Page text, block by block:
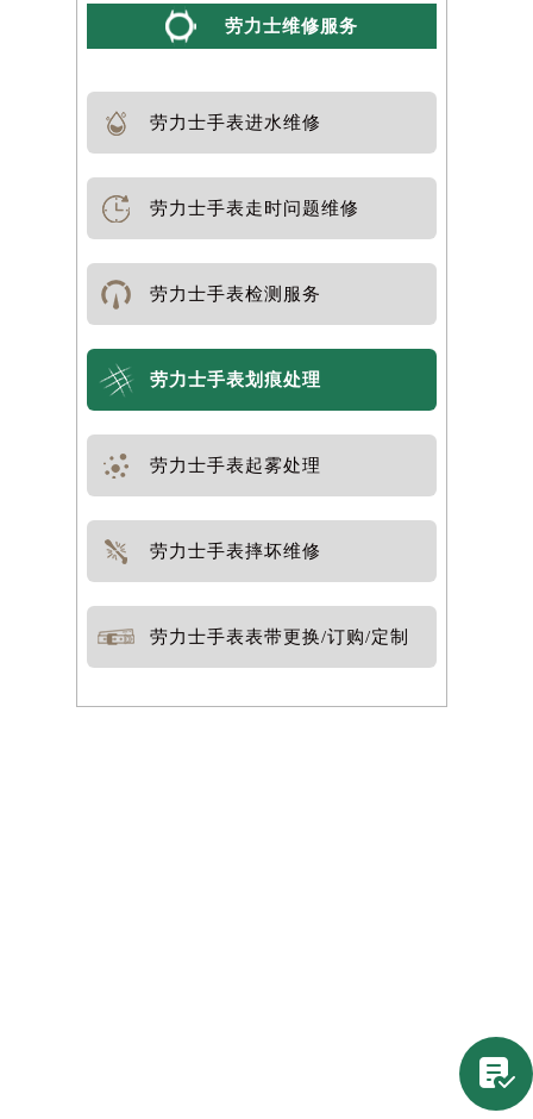
劳力士维修服务
劳力士手表进水维修
劳力士手表走时问题维修
劳力士手表检测服务
劳力士手表划痕处理
劳力士手表起雾处理
劳力士手表摔坏维修
劳力士手表表带更换/订购/定制
